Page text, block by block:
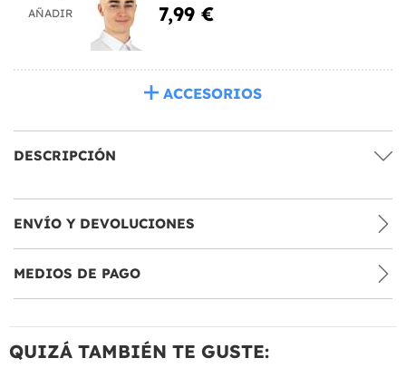
AÑADIR 7,99 €
ACCESORIOS
DESCRIPCIÓN
ENVÍO Y DEVOLUCIONES
MEDIOS DE PAGO
QUIZÁ TAMBIÉN TE GUSTE: